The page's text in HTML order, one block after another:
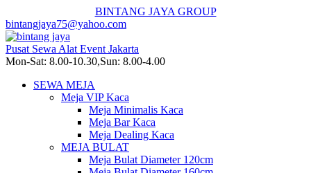
BINTANG JAYA GROUP
bintangjaya75@yahoo.com
Pusat Sewa Alat Event Jakarta
Mon-Sat: 8.00-10.30,Sun: 8.00-4.00
SEWA MEJA
Meja VIP Kaca
Meja Minimalis Kaca
Meja Bar Kaca
Meja Dealing Kaca
MEJA BULAT
Meja Bulat Diameter 120cm